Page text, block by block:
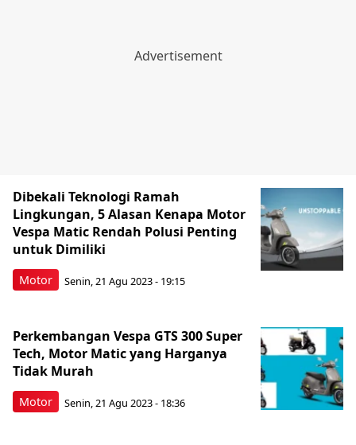
Motor
Dibekali Teknologi Ramah
Lingkungan, 5 Alasan Kenapa Motor
Vespa Matic Rendah Polusi Penting
untuk Dimiliki
Senin, 21 Agu 2023 - 19:15
Motor
Perkembangan Vespa GTS 300 Super
Tech, Motor Matic yang Harganya
Tidak Murah
Senin, 21 Agu 2023 - 18:36